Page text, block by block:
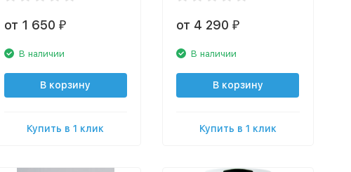
от 1 650 ₽
В наличии
В корзину
Купить в 1 клик
от 4 290 ₽
В наличии
В корзину
Купить в 1 клик